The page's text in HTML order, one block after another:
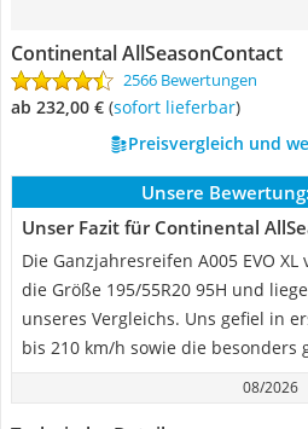
Continental AllSeasonContact
2566 Bewertungen
ab 232,00 € ( Sofort lieferbar)
Preisvergleich und
Unsere Bewertung:
Unser Fazit für Continental
Die Ganzjahresreifen A005 EVO
die Größe 195/55R20 95H und
unseres Vergleichs. Uns gefiel in
bis 210 km/h sowie die besonders
08/2026